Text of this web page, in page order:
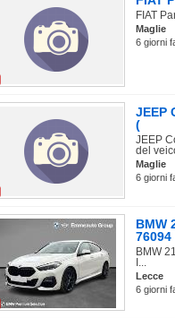
FIAT
Maglie
6 giorni
JEEP
(
JEEP
del
Maglie
6 giorni
BMW
76094
BMW
I...
Lecce
6 giorni